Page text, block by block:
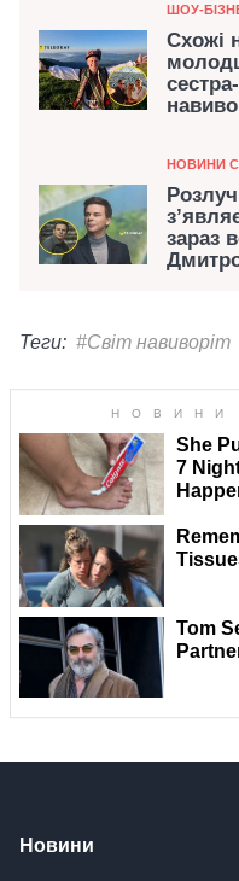
Категорія
ШОУ-
Схожі
Категорія
НОВИНИ
зараз
Теги: #Світ навиворіт
Новини